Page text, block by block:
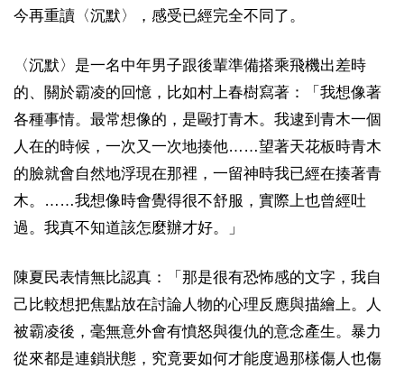
今再重讀〈沉默〉，感受已經完全不同了。
〈沉默〉是一名中年男子跟後輩準備搭乘飛機出差時
的、關於霸凌的回憶，比如村上春樹寫著：「我想像著
各種事情。最常想像的，是毆打青木。我逮到青木一個
人在的時候，一次又一次地揍他……望著天花板時青木
的臉就會自然地浮現在那裡，一留神時我已經在揍著青
木。……我想像時會覺得很不舒服，實際上也曾經吐
過。我真不知道該怎麼辦才好。」
陳夏民表情無比認真：「那是很有恐怖感的文字，我自
己比較想把焦點放在討論人物的心理反應與描繪上。人
被霸凌後，毫無意外會有憤怒與復仇的意念產生。暴力
從來都是連鎖狀態，究竟要如何才能度過那樣傷人也傷